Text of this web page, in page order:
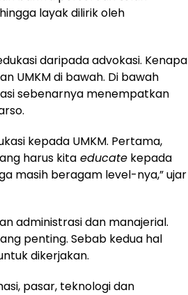
layak dilirik oleh
daripada advokasi. Kenapa
UMKM di bawah. Di bawah
sebenarnya menempatkan
kepada UMKM. Pertama,
harus kita educate kepada
masih beragam level-nya,” ujar
administrasi dan manajerial.
penting. Sebab kedua hal
dikerjakan.
pasar, teknologi dan